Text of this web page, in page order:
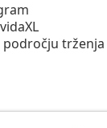
področju trženja